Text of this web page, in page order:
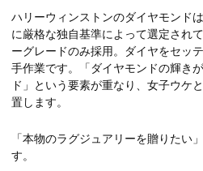
ハリーウィンストンのダイヤモンド
に厳格な独自基準によって選定され
ーグレードのみ採用。ダイヤをセッ
手作業です。「ダイヤモンドの輝き
ド」という要素が重なり、女子ウケ
置します。
「本物のラグジュアリーを贈りたい
す。